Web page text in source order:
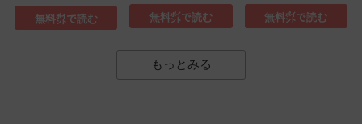
日・7月23日合併号
無料㌽で読む
7日発売]
無料㌽で読む 無料㌽で読む
もっとみる